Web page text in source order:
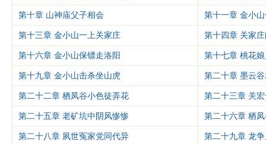
第十章 山神庙父子相会 第十一章 金小
第十三章 金小山一上关家庄 第十四章 关家
第十六章 金小山保镖走洛阳 第十七章 桃花
第十九章 金小山击杀坐山虎 第二十章 墨云
第二十二章 栖凤谷小色徒弄花 第二十三章 关
第二十五章 老矿坑中阴风惨惨 第二十六章 栖
第二十八章 夙世冤家党同代异 第二十九章 龙